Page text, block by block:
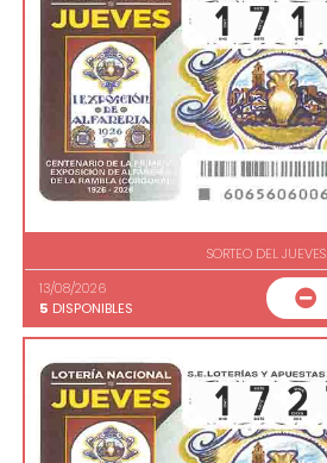
SORTEO DEL JUEVES
13/08/2026
5 DISPONIBLES